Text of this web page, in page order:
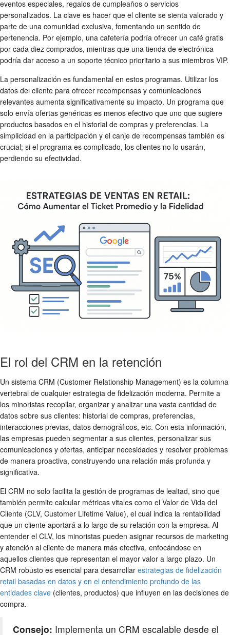
eventos especiales, regalos de cumpleaños o servicios
personalizados. La clave es hacer que el cliente se sienta valorado y
parte de una comunidad exclusiva, fomentando un sentido de
pertenencia. Por ejemplo, una cafetería podría ofrecer un café gratis
por cada diez comprados, mientras que una tienda de electrónica
podría dar acceso a un soporte técnico prioritario a sus miembros VIP.
La personalización es fundamental en estos programas. Utilizar los
datos del cliente para ofrecer recompensas y comunicaciones
relevantes aumenta significativamente su impacto. Un programa que
solo envía ofertas genéricas es menos efectivo que uno que sugiere
productos basados en el historial de compras y preferencias. La
simplicidad en la participación y el canje de recompensas también es
crucial; si el programa es complicado, los clientes no lo usarán,
perdiendo su efectividad.
El rol del CRM en la retención
Un sistema CRM (Customer Relationship Management) es la columna
vertebral de cualquier estrategia de fidelización moderna. Permite a
los minoristas recopilar, organizar y analizar una vasta cantidad de
datos sobre sus clientes: historial de compras, preferencias,
interacciones previas, datos demográficos, etc. Con esta información,
las empresas pueden segmentar a sus clientes, personalizar sus
comunicaciones y ofertas, anticipar necesidades y resolver problemas
de manera proactiva, construyendo una relación más profunda y
significativa.
El CRM no solo facilita la gestión de programas de lealtad, sino que
también permite calcular métricas vitales como el Valor de Vida del
Cliente (CLV, Customer Lifetime Value), el cual indica la rentabilidad
que un cliente aportará a lo largo de su relación con la empresa. Al
entender el CLV, los minoristas pueden asignar recursos de marketing
y atención al cliente de manera más efectiva, enfocándose en
aquellos clientes que representan el mayor valor a largo plazo. Un
CRM robusto es esencial para desarrollar estrategias de fidelización
retail basadas en datos y en el entendimiento profundo de las
entidades clave (clientes, productos) que influyen en las decisiones de
compra.
Consejo: Implementa un CRM escalable desde el